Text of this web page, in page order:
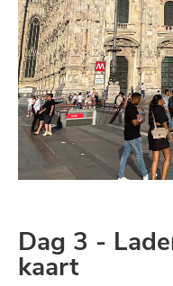
Dag 3 -
kaart